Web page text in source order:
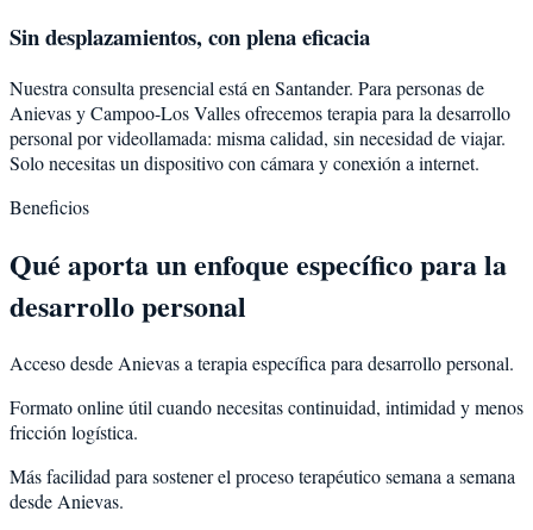
Sin desplazamientos, con plena eficacia
Nuestra consulta presencial está en Santander. Para personas de
AnievasyCampoo-Los Vallesofrecemos terapia para la desarrollo
personal por videollamada: misma calidad, sin necesidad de viajar.
Solo necesitas un dispositivo con cámara y conexión a internet.
Beneficios
Qué aporta un enfoque específico para la
desarrollo personal
Acceso desde Anievas a terapia específica para desarrollo personal.
Formato online útil cuando necesitas continuidad, intimidad y menos
fricción logística.
Más facilidad para sostener el proceso terapéutico semana a semana
desde Anievas.